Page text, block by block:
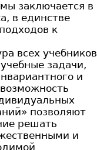
заключается в
в единстве
к
всех учебников
задачи,
и
позволяют
решать
и